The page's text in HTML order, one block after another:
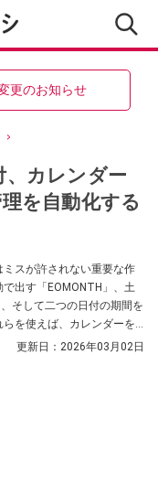
更のお知らせ
、カレンダー
を自動化する
スが許されない重要な作
出す「EOMONTH」、土
そして二つの日付の期間を
を使えば、カレンダーを
ジュール管理が可能にな
更新日： 2026年03月02日